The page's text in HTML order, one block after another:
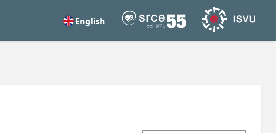
English